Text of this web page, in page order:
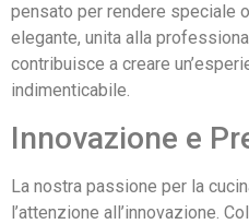
pensato per rendere speciale
elegante, unita alla
contribuisce a creare
indimenticabile.
Innovazione e
La nostra passione per la
l’attenzione all’innovazione.